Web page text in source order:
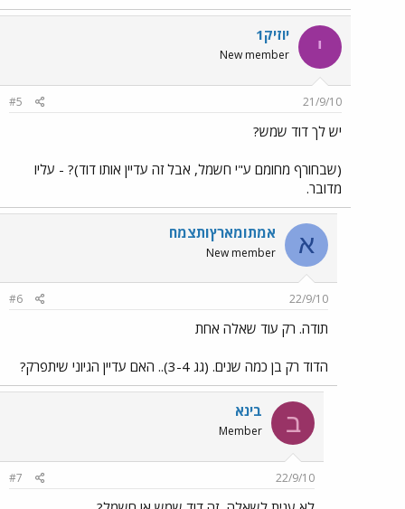
י יוזיק1
New member
21/9/10
#5
יש לך דוד שמש?
(שבחורף מחומם ע"י חשמל, אבל זה עדיין אותו דוד)? - עליו
מדובר.
א אמתIמארץIתצמח
New member
22/9/10
#6
תודה. רק עוד שאלה אחת
הדוד רק בן כמה שנים. (גג 3-4).. האם עדיין הגיוני שיתפרק?
ב בינא
Member
22/9/10
#7